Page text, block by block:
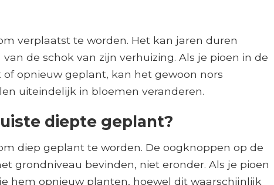
verplaatst te worden. Het kan jaren duren
de schok van zijn verhuizing. Als je pioen in de
opnieuw geplant, kan het gewoon nors
uiteindelijk in bloemen veranderen.
diepte geplant?
diep geplant te worden. De oogknoppen op de
grondniveau bevinden, niet eronder. Als je pioen
hem opnieuw planten, hoewel dit waarschijnlijk